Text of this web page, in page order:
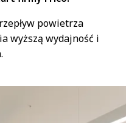
powietrza
wyższą wydajność i